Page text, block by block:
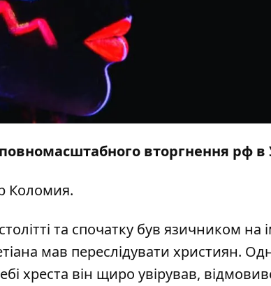
вторгнення рф в
Коломия.
та спочатку був язичником на
мав переслідувати християн.
хреста він щиро увірував,